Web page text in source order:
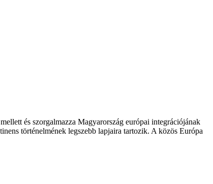
és szorgalmazza Magyarország európai integrációjának
történelmének legszebb lapjaira tartozik. A közös Európa